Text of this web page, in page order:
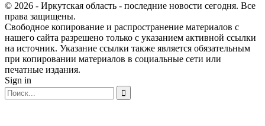
© 2026 - Иркутская область - последние новости сегодня. Все
права защищены.
Свободное копирование и распространение материалов с
нашего сайта разрешено только с указанием активной ссылки
на источник. Указание ссылки также является обязательным
при копировании материалов в социальные сети или
печатные издания.
Sign in